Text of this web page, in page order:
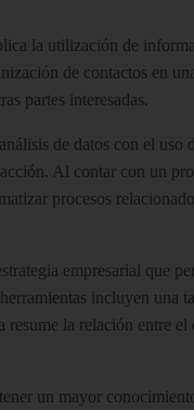
la utilización de
de contactos en
partes interesadas.
de datos con el
Al contar con un
procesos
empresarial que
incluyen una
resume la relación entre
un mayor